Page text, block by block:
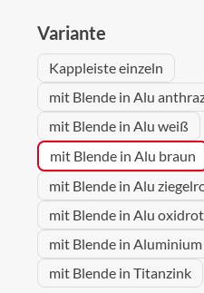
Variante
Kappleiste einzeln
mit Blende in Alu
mit Blende in Alu weiß
mit Blende in Alu braun
mit Blende in Alu
mit Blende in Alu oxidrot
mit Blende in
mit Blende in Titanzink